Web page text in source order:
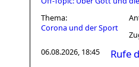
Thema:
Corona und der Sport
06.08.2026, 18:45
Rufe